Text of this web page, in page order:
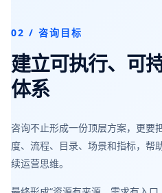
02 / 咨询目标
建立可执行、可
体系
咨询不止形成一份顶层方案，更要
度、流程、目录、场景和指标，帮
续运营思维。